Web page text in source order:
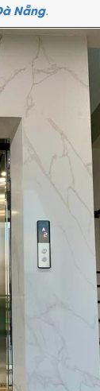
Nẵng.